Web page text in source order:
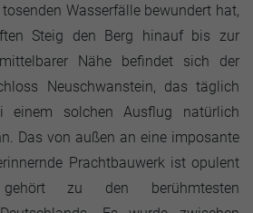
Wasserfälle bewundert hat,
Steig den Berg hinauf bis zur
Nähe befindet sich der
Neuschwanstein, das täglich
solchen Ausflug natürlich
Das von außen an eine imposante
Prachtbauwerk ist opulent
zu den berühmtesten